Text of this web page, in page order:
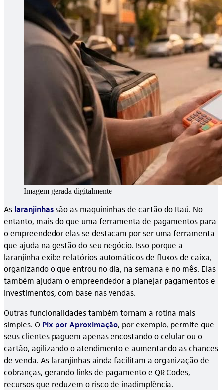
Imagem gerada digitalmente
As laranjinhas são as maquininhas de cartão do Itaú. No
entanto, mais do que uma ferramenta de pagamentos para
o empreendedor elas se destacam por ser uma ferramenta
que ajuda na gestão do seu negócio. Isso porque a
laranjinha exibe relatórios automáticos de fluxos de caixa,
organizando o que entrou no dia, na semana e no mês. Elas
também ajudam o empreendedor a planejar pagamentos e
investimentos, com base nas vendas.
Outras funcionalidades também tornam a rotina mais
simples. O Pix por Aproximação, por exemplo, permite que
seus clientes paguem apenas encostando o celular ou o
cartão, agilizando o atendimento e aumentando as chances
de venda. As laranjinhas ainda facilitam a organização de
cobranças, gerando links de pagamento e QR Codes,
recursos que reduzem o risco de inadimplência.